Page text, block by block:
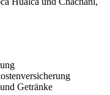
Getränke